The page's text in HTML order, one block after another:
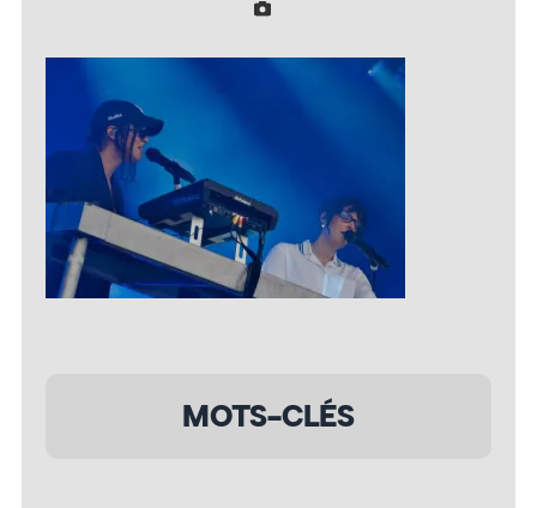
MOTS-CLÉS